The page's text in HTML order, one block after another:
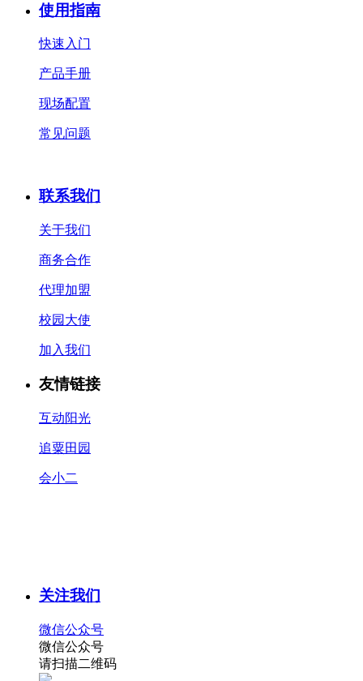
使用指南
快速入门
产品手册
现场配置
常见问题
联系我们
关于我们
商务合作
代理加盟
校园大使
加入我们
友情链接
互动阳光
追粟田园
会小二
关注我们
微信公众号
微信公众号
请扫描二维码